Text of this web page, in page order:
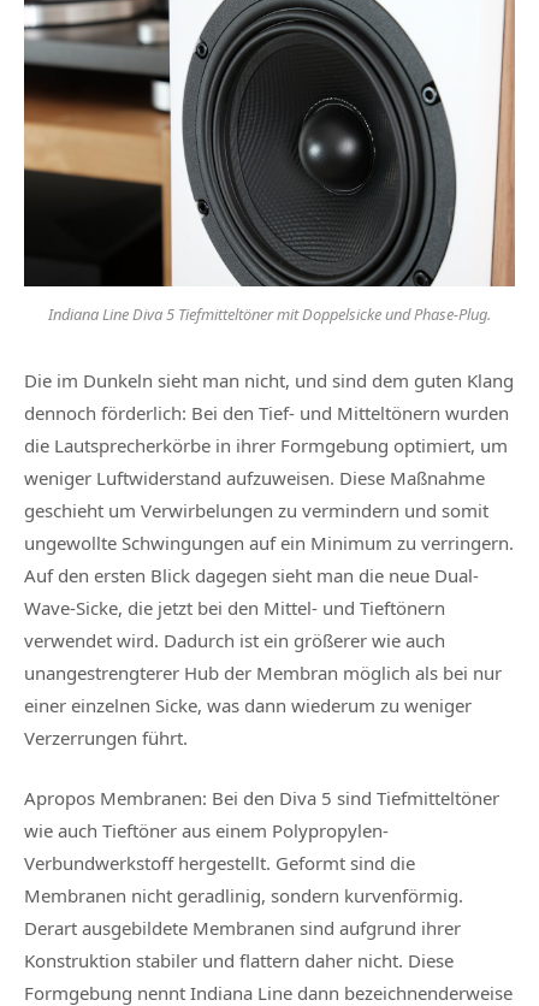
Indiana Line Diva 5 Tiefmitteltöner mit Doppelsicke und Phase-Plug.
Die im Dunkeln sieht man nicht, und sind dem guten Klang
dennoch förderlich: Bei den Tief- und Mitteltönern wurden
die Lautsprecherkörbe in ihrer Formgebung optimiert, um
weniger Luftwiderstand aufzuweisen. Diese Maßnahme
geschieht um Verwirbelungen zu vermindern und somit
ungewollte Schwingungen auf ein Minimum zu verringern.
Auf den ersten Blick dagegen sieht man die neue Dual-
Wave-Sicke, die jetzt bei den Mittel- und Tieftönern
verwendet wird. Dadurch ist ein größerer wie auch
unangestrengterer Hub der Membran möglich als bei nur
einer einzelnen Sicke, was dann wiederum zu weniger
Verzerrungen führt.
Apropos Membranen: Bei den Diva 5 sind Tiefmitteltöner
wie auch Tieftöner aus einem Polypropylen-
Verbundwerkstoff hergestellt. Geformt sind die
Membranen nicht geradlinig, sondern kurvenförmig.
Derart ausgebildete Membranen sind aufgrund ihrer
Konstruktion stabiler und flattern daher nicht. Diese
Formgebung nennt Indiana Line dann bezeichnenderweise